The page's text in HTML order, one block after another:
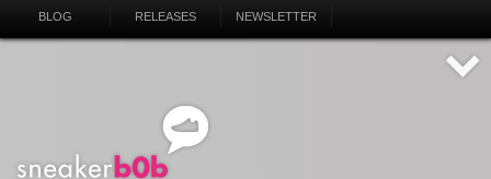
BLOG RELEASES NEWSLETTER